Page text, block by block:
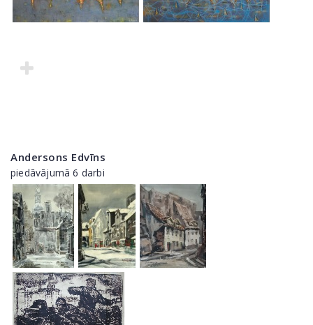
Andersons Edvīns
piedāvājumā 6 darbi